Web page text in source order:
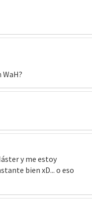
y me estoy
bien xD... o eso